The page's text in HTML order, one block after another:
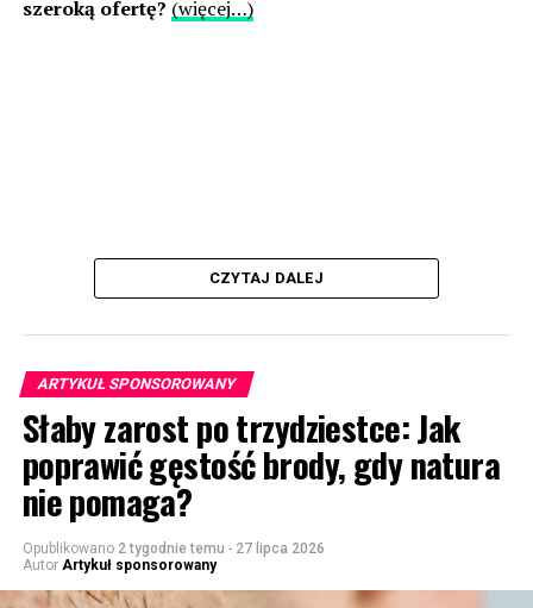
szeroką ofertę? (więcej…)
CZYTAJ DALEJ
ARTYKUŁ SPONSOROWANY
Słaby zarost po trzydziestce: Jak
poprawić gęstość brody, gdy natura
nie pomaga?
Opublikowano 2 tygodnie temu - 27 lipca 2026
Autor Artykuł sponsorowany